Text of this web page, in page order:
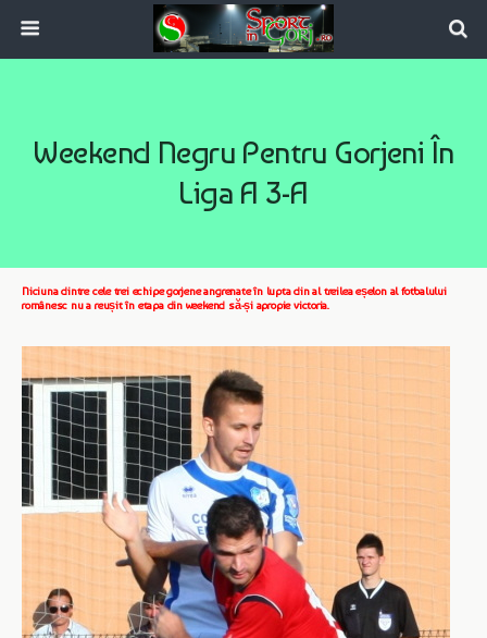
Weekend Negru Pentru Gorjeni În
Liga A 3-A
Niciuna dintre cele trei echipe gorjene angrenate în lupta din al treilea eșelon al fotbalului
românesc nu a reușit în etapa din weekend să-și apropie victoria.